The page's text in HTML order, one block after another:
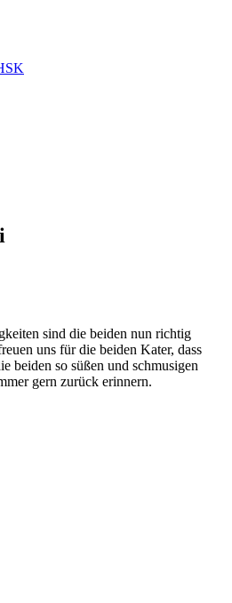
sind die beiden nun richtig
uns für die beiden Kater, dass
beiden so süßen und schmusigen
gern zurück erinnern.